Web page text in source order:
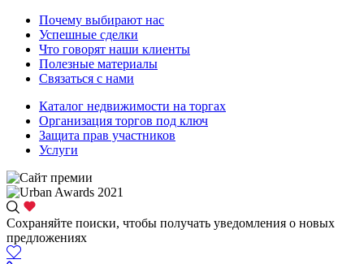
Почему выбирают нас
Успешные сделки
Что говорят наши клиенты
Полезные материалы
Связаться с нами
Каталог недвижимости на торгах
Организация торгов под ключ
Защита прав участников
Услуги
Сохраняйте поиски, чтобы получать уведомления о новых
предложениях